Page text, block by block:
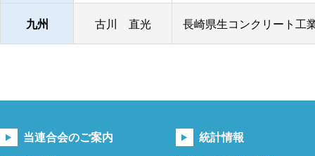
九州 古川 直光 長崎県生コンクリート工
当連合会のご案内 統計情報